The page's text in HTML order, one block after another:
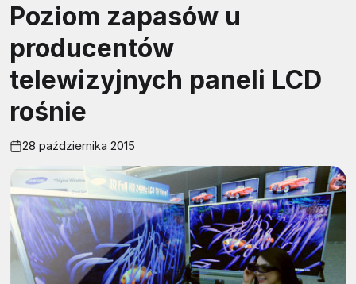
Poziom zapasów u
producentów
telewizyjnych paneli LCD
rośnie
28 października 2015